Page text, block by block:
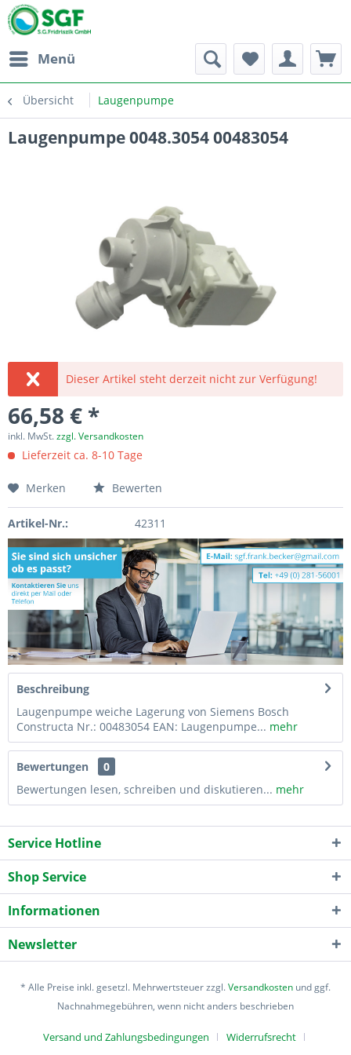
Menü
Übersicht Laugenpumpe
Laugenpumpe 0048.3054 00483054
Dieser Artikel steht derzeit nicht zur Verfügung!
66,58 € *
inkl. MwSt.zzgl. Versandkosten
Lieferzeit ca. 8-10 Tage
Merken Bewerten
Artikel-Nr.: 42311
Beschreibung
Laugenpumpe weiche Lagerung von Siemens Bosch
Constructa Nr.: 00483054 EAN: Laugenpumpe... mehr
Bewertungen
0
Bewertungen lesen, schreiben und diskutieren... mehr
Service Hotline
Shop Service
Informationen
Newsletter
* Alle Preise inkl. gesetzl. Mehrwertsteuer zzgl.Versandkosten und ggf.
Nachnahmegebühren, wenn nicht anders beschrieben
Versand und Zahlungsbedingungen Widerrufsrecht